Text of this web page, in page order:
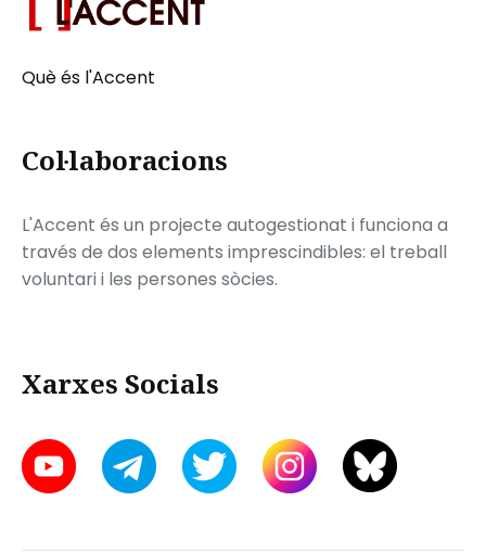
Què és l'Accent
Col·laboracions
L'Accent és un projecte autogestionat i funciona a
través de dos elements imprescindibles: el treball
voluntari i les persones sòcies.
Xarxes Socials